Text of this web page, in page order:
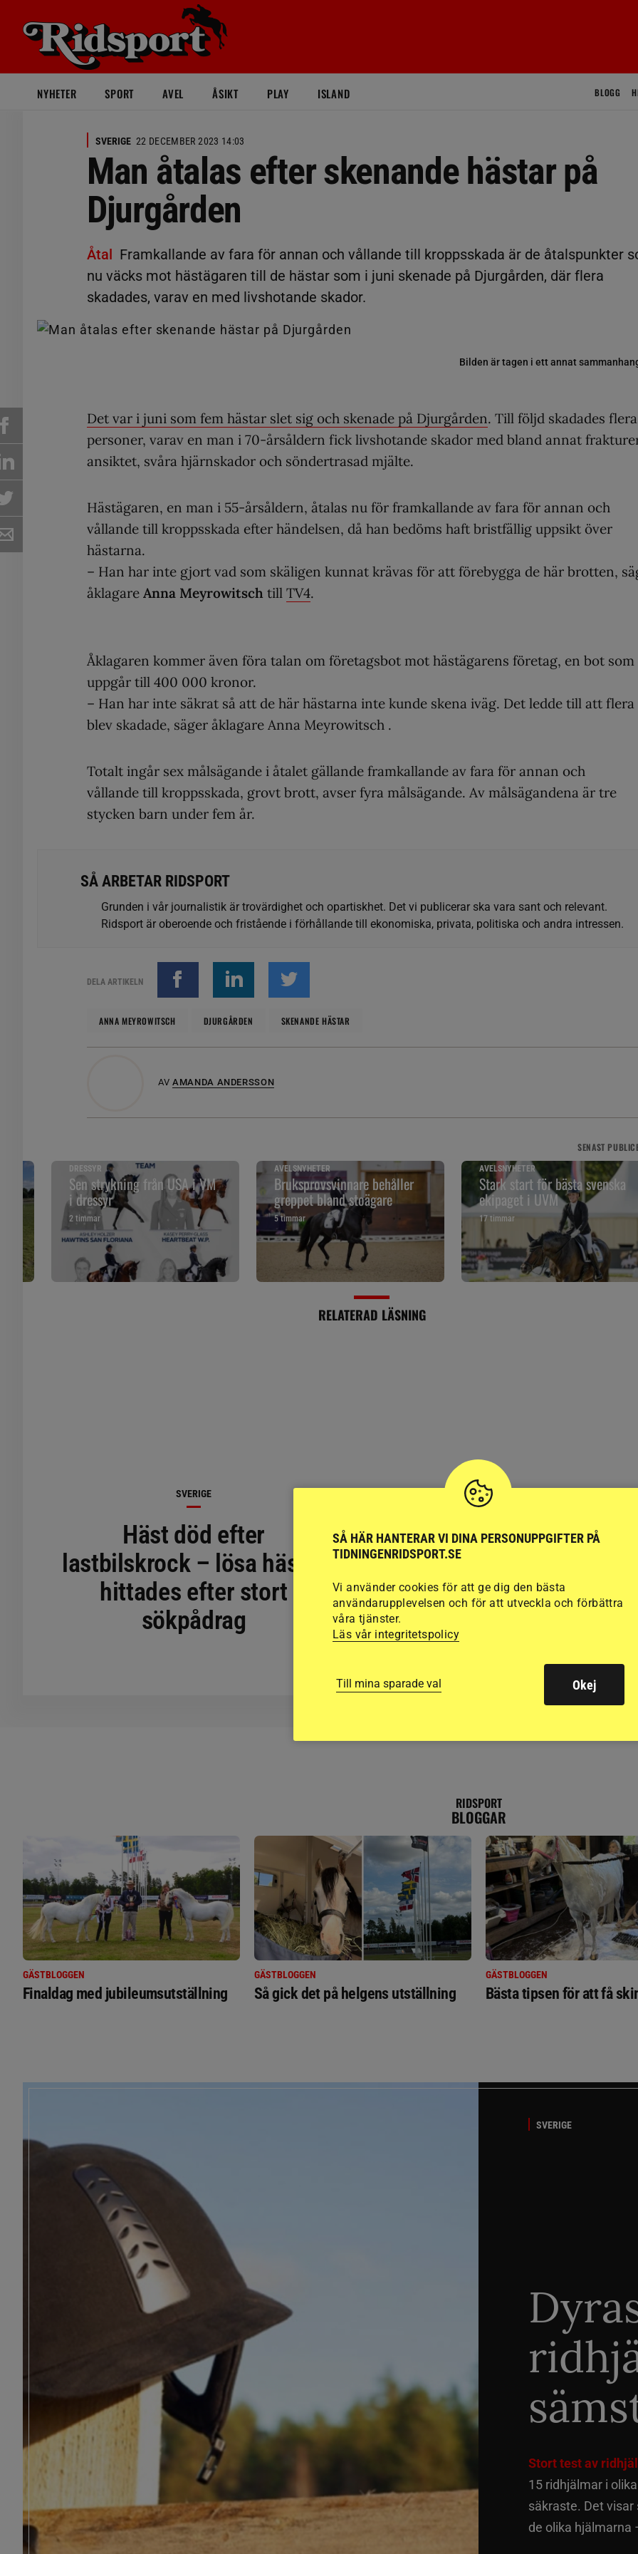
NYHETER SPORT AVEL ÅSIKT PLAY ISLAND BLOGG
SVERIGE 22 DECEMBER 2023 14:03
Man åtalas efter skenande hästar på
Djurgården
Åtal Framkallande av fara för annan och vållande till kroppsskada är de åtalspunkter
nu väcks mot hästägaren till de hästar som i juni skenade på Djurgården, där flera
skadades, varav en med livshotande skador.
Bilden är tagen i ett annat
Det var i juni som fem hästar slet sig och skenade på Djurgården. Till följd skadades flera
personer, varav en man i 70-årsåldern fick livshotande skador med bland annat
ansiktet, svåra hjärnskador och söndertrasad mjälte.
Hästägaren, en man i 55-årsåldern, åtalas nu för framkallande av fara för annan och
vållande till kroppsskada efter händelsen, då han bedöms haft bristfällig uppsikt över
hästarna.
– Han har inte gjort vad som skäligen kunnat krävas för att förebygga de här brotten,
åklagare Anna Meyrowitsch till TV4.
Åklagaren kommer även föra talan om företagsbot mot hästägarens företag, en bot som
uppgår till 400 000 kronor.
– Han har inte säkrat så att de här hästarna inte kunde skena iväg. Det ledde till att flera
blev skadade, säger åklagare Anna Meyrowitsch .
Totalt ingår sex målsägande i åtalet gällande framkallande av fara för annan och
vållande till kroppsskada, grovt brott, avser fyra målsägande. Av målsägandena är tre
stycken barn under fem år.
SÅ ARBETAR RIDSPORT
Grunden i vår journalistik är trovärdighet och opartiskhet. Det vi publicerar ska vara sant och relevant.
Ridsport är oberoende och fristående i förhållande till ekonomiska, privata, politiska och andra intressen.
DELA ARTIKELN
ANNA MEYROWITSCH DJURGÅRDEN SKENANDE HÄSTAR
AV AMANDA ANDERSSON
SENAST
DRESSYR
Sen strykning från USA i VM
i dressyr
2 timmar
AVELSNYHETER
Bruksprovsvinnare behåller
greppet bland stoägare
5 timmar
AVELSNYHETER
Stark start för bästa svenska
ekipaget i UVM
17 timmar
RELATERAD LÄSNING
SVERIGE
Häst död efter
lastbilskrock – lösa hästar
hittades efter stort
sökpådrag
Kvinna får djurförbud
bristande tillsyn av
RIDSPORT
BLOGGAR
GÄSTBLOGGEN
Finaldag med jubileumsutställning
GÄSTBLOGGEN
Så gick det på helgens utställning
GÄSTBLOGGEN
Bästa tipsen för att få
SVERIGE
Stort test av
15 ridhjälmar i
säkraste. Det
de olika hjälmarna
SÅ HÄR HANTERAR VI DINA PERSONUPPGIFTER PÅ
TIDNINGENRIDSPORT.SE
Vi använder cookies för att ge dig den bästa
användarupplevelsen och för att utveckla och förbättra
våra tjänster.
Läs vår integritetspolicy
Till mina sparade val Okej